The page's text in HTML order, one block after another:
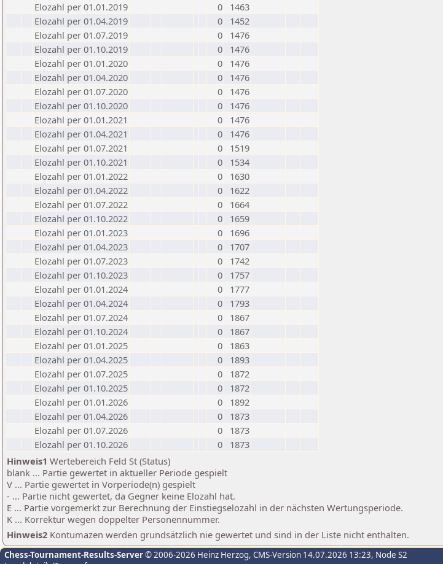
Elozahl per 01.01.2019
0
1463
Elozahl per 01.04.2019
0
1452
Elozahl per 01.07.2019
0
1476
Elozahl per 01.10.2019
0
1476
Elozahl per 01.01.2020
0
1476
Elozahl per 01.04.2020
0
1476
Elozahl per 01.07.2020
0
1476
Elozahl per 01.10.2020
0
1476
Elozahl per 01.01.2021
0
1476
Elozahl per 01.04.2021
0
1476
Elozahl per 01.07.2021
0
1519
Elozahl per 01.10.2021
0
1534
Elozahl per 01.01.2022
0
1630
Elozahl per 01.04.2022
0
1622
Elozahl per 01.07.2022
0
1664
Elozahl per 01.10.2022
0
1659
Elozahl per 01.01.2023
0
1696
Elozahl per 01.04.2023
0
1707
Elozahl per 01.07.2023
0
1742
Elozahl per 01.10.2023
0
1757
Elozahl per 01.01.2024
0
1777
Elozahl per 01.04.2024
0
1793
Elozahl per 01.07.2024
0
1867
Elozahl per 01.10.2024
0
1867
Elozahl per 01.01.2025
0
1863
Elozahl per 01.04.2025
0
1893
Elozahl per 01.07.2025
0
1872
Elozahl per 01.10.2025
0
1872
Elozahl per 01.01.2026
0
1892
Elozahl per 01.04.2026
0
1873
Elozahl per 01.07.2026
0
1873
Elozahl per 01.10.2026
0
1873
Hinweis1 Wertebereich Feld St (Status)
blank ... Partie gewertet in aktueller Periode gespielt
V ... Partie gewertet in Vorperiode(n) gespielt
- ... Partie nicht gewertet, da Gegner keine Elozahl hat.
E ... Partie vorgemerkt zur Berechnung der Einstiegselozahl in der nächsten Wertungsperiode.
K ... Korrektur wegen doppelter Personennummer.
Hinweis2 Kontumazen werden grundsätzlich nie gewertet und sind in der Liste nicht enthalten.
Chess-Tournament-Results-Server© 2006-2026 Heinz Herzog, CMS-Version 14.07.2026 13:23, Node S2